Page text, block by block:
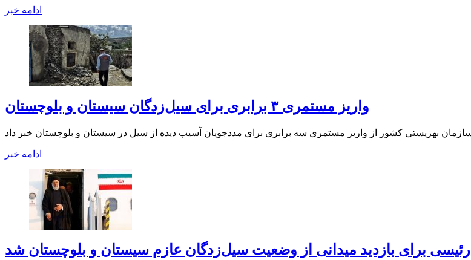
ادامه خبر
واریز مستمری ۳ برابری برای سیل‌زدگان سیستان و بلوچستان
ادامه خبر
رئیسی برای بازدید میدانی از وضعیت سیل‌زدگان عازم سیستان و بلوچستان شد